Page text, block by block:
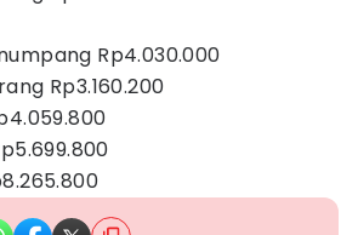
Rp4.030.000
Rp3.160.200